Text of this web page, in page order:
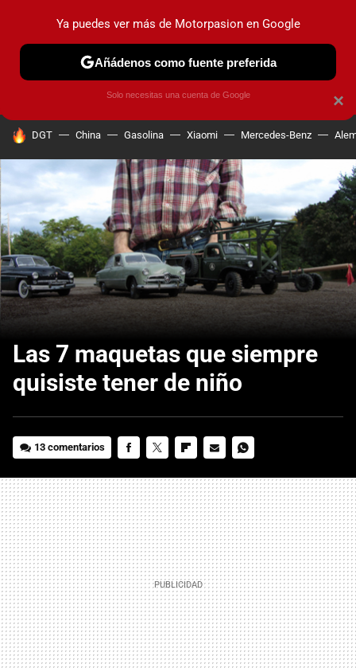
PRUEBAS COCHES ELÉCTRICOS OBSERVATORIO
HOY SE HABLA DE
DGT China Gasolina Xiaomi Mercedes-Benz
Las 7 maquetas que siempre
quisiste tener de niño
13 comentarios
MAIL
×
Ya puedes ver más de Motorpasion en Google
Añádenos como fuente preferida
Solo necesitas una cuenta de Google